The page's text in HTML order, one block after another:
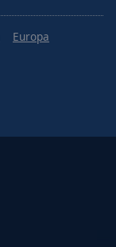
Europa